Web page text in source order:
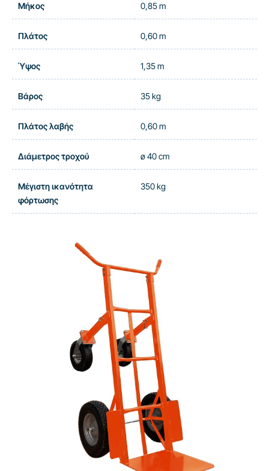
Μήκος 0,85 m
Πλάτος 0,60 m
Ύψος 1,35 m
Βάρος 35 kg
Πλάτος λαβής 0,60 m
Διάμετρος τροχού ø 40 cm
Μέγιστη ικανότητα
φόρτωσης
350 kg